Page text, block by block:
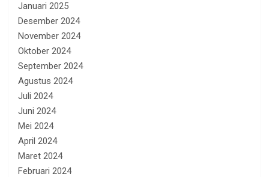
Januari 2025
Desember 2024
November 2024
Oktober 2024
September 2024
Agustus 2024
Juli 2024
Juni 2024
Mei 2024
April 2024
Maret 2024
Februari 2024